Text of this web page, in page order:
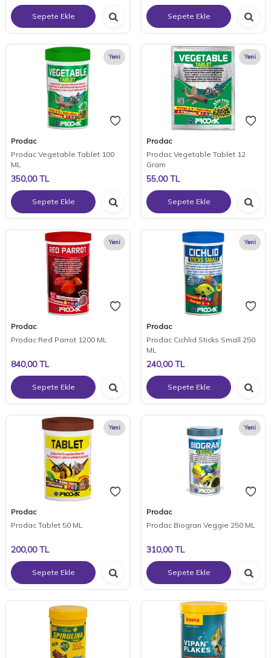
Sepete Ekle Sepete Ekle
Yeni
Prodac
Prodac Vegetable Tablet 100
ML
350,00TL
Sepete Ekle
Yeni
Prodac
Prodac Vegetable Tablet 12
Gram
55,00TL
Sepete Ekle
Yeni
Prodac
Prodac Red Parrot 1200 ML
840,00TL
Sepete Ekle
Yeni
Prodac
Prodac Cichlid Sticks Small 250
ML
240,00TL
Sepete Ekle
Yeni
Prodac
Prodac Tablet 50 ML
200,00TL
Sepete Ekle
Yeni
Prodac
Prodac Biogran Veggie 250 ML
310,00TL
Sepete Ekle